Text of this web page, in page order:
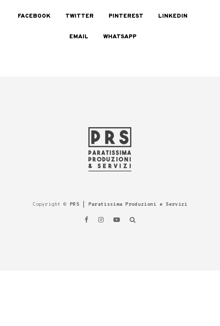
FACEBOOK TWITTER PINTEREST LINKEDIN
EMAIL WHATSAPP
Copyright ©PRS | Paratissima Produzioni e Servizi